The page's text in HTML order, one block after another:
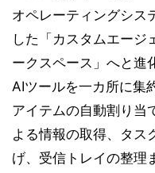
オペレーティングシス
した「カスタムエージ
ークスペース」へと進
AIツールを一カ所に集
アイテムの自動割り当
よる情報の取得、タス
げ、受信トレイの整理